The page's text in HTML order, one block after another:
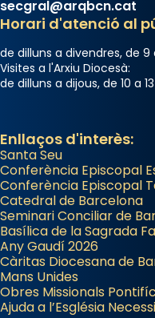
secgral@arqbcn.cat
Horari d'atenció al
de dilluns a divendres, de 9
Visites a l'Arxiu Diocesà:
de dilluns a dijous, de 10 a
Enllaços d'interès:
Santa Seu
Conferència Episcopal
Conferència Episcopal
Catedral de Barcelona
Seminari Conciliar de
Basílica de la Sagrada
Any Gaudí 2026
Càritas Diocesana de
Mans Unides
Obres Missionals
Ajuda a l’Església